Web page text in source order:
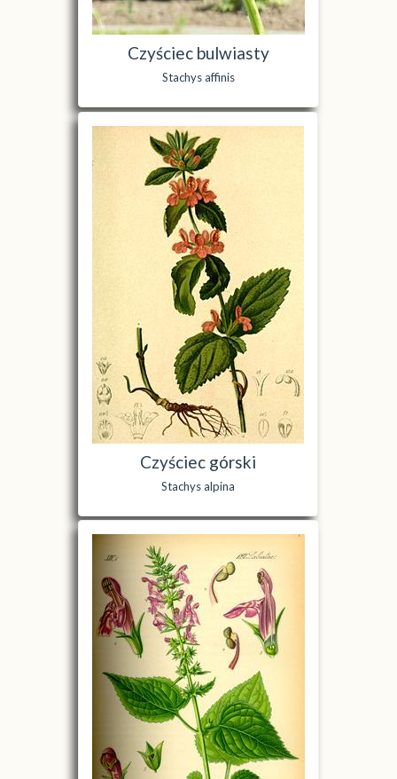
Czyściec bulwiasty
Stachys affinis
Czyściec górski
Stachys alpina